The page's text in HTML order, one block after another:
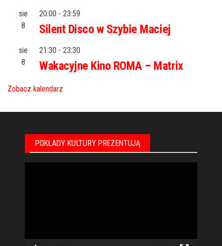
sie
8
20:00 - 23:59
Silent Disco w Szybie Maciej
sie
8
21:30 - 23:30
Wakacyjne Kino ROMA – Matrix
Zobacz kalendarz
POKŁADY KULTURY PREZENTUJĄ